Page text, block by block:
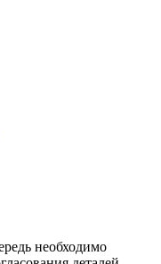
необходимо